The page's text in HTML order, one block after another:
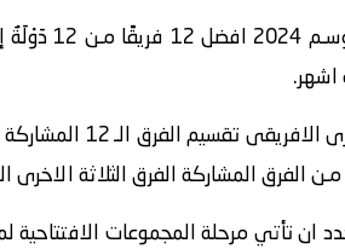
اشهر.
وقرر
الفرق المشاركة الفرق الثلاثة
ان تأتي مرحلة المجموعات